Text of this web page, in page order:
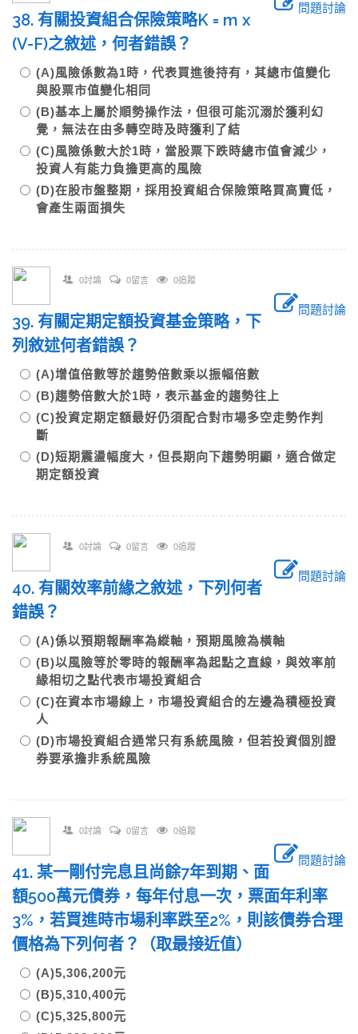
問題討論
38. 有關投資組合保險策略K = m x
(V-F)之敘述，何者錯誤？
(A)風險係數為1時，代表買進後持有，其總市值變化
與股票市值變化相同
(B)基本上屬於順勢操作法，但很可能沉溺於獲利幻
覺，無法在由多轉空時及時獲利了結
(C)風險係數大於1時，當股票下跌時總市值會減少，
投資人有能力負擔更高的風險
(D)在股市盤整期，採用投資組合保險策略買高賣低，
會產生兩面損失
0討論 0留言 0追蹤
問題討論
39. 有關定期定額投資基金策略，下
列敘述何者錯誤？
(A)增值倍數等於趨勢倍數乘以振幅倍數
(B)趨勢倍數大於1時，表示基金的趨勢往上
(C)投資定期定額最好仍須配合對市場多空走勢作判
斷
(D)短期震盪幅度大，但長期向下趨勢明顯，適合做定
期定額投資
0討論 0留言 0追蹤
問題討論
40. 有關效率前緣之敘述，下列何者
錯誤？
(A)係以預期報酬率為縱軸，預期風險為橫軸
(B)以風險等於零時的報酬率為起點之直線，與效率前
緣相切之點代表市場投資組合
(C)在資本市場線上，市場投資組合的左邊為積極投資
人
(D)市場投資組合通常只有系統風險，但若投資個別證
券要承擔非系統風險
0討論 0留言 0追蹤
問題討論
41. 某一剛付完息且尚餘7年到期、面
額500萬元債券，每年付息一次，票面年利率
3%，若買進時市場利率跌至2%，則該債券合理
價格為下列何者？（取最接近值）
(A)5,306,200元
(B)5,310,400元
(C)5,325,800元